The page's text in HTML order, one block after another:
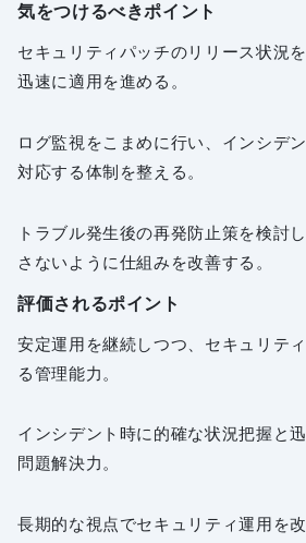
気をつけるべきポイント
セキュリティパッチのリリース状況
迅速に適用を進める。
ログ監視をこまめに行い、インシデ
対応する体制を整える。
トラブル発生後の再発防止策を検討
さないように仕組みを改善する。
評価されるポイント
安定運用を継続しつつ、セキュリテ
る管理能力。
インシデント時に的確な状況把握と
問題解決力。
長期的な視点でセキュリティ運用を